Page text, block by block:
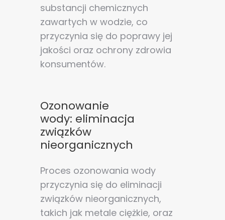
substancji chemicznych
zawartych w wodzie, co
przyczynia się do poprawy jej
jakości oraz ochrony zdrowia
konsumentów.
Ozonowanie
wody: eliminacja
związków
nieorganicznych
Proces ozonowania wody
przyczynia się do eliminacji
związków nieorganicznych,
takich jak metale ciężkie, oraz